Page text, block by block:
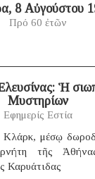
8 Αὐγούστου
Πρό 60 ἐτῶν
Ἡ
Μυστηρίων
Εφημερίς Εστία
μέσῳ
τῆς
Καρυάτιδας